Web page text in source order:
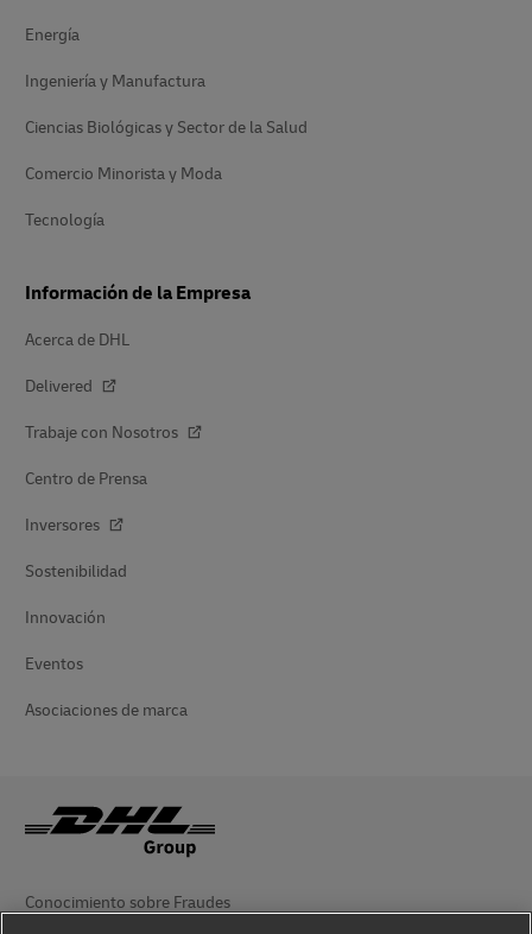
Energía
Ingeniería y Manufactura
Ciencias Biológicas y Sector de la Salud
Comercio Minorista y Moda
Tecnología
Información de la Empresa
Acerca de DHL
Delivered
Trabaje con Nosotros
Centro de Prensa
Inversores
Sostenibilidad
Innovación
Eventos
Asociaciones de marca
Conocimiento sobre Fraudes